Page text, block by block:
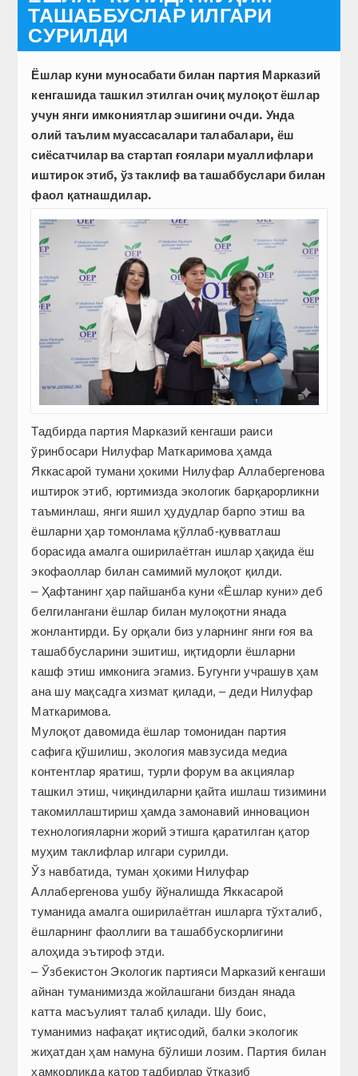
ТАШАББУСЛАР ИЛГАРИ
СУРИЛДИ
Ёшлар куни муносабати билан партия Марказий
кенгашида ташкил этилган очиқ мулоқот ёшлар
учун янги имкониятлар эшигини очди. Унда
олий таълим муассасалари талабалари, ёш
сиёсатчилар ва стартап ғоялари муаллифлари
иштирок этиб, ўз таклиф ва ташаббуслари билан
фаол қатнашдилар.
Тадбирда партия Марказий кенгаши раиси
ўринбосари Нилуфар Маткаримова ҳамда
Яккасарой тумани ҳокими Нилуфар Аллабергенова
иштирок этиб, юртимизда экологик барқарорликни
таъминлаш, янги яшил ҳудудлар барпо этиш ва
ёшларни ҳар томонлама қўллаб-қувватлаш
борасида амалга оширилаётган ишлар ҳақида ёш
экофаоллар билан самимий мулоқот қилди.
– Ҳафтанинг ҳар пайшанба куни «Ёшлар куни» деб
белгилангани ёшлар билан мулоқотни янада
жонлантирди. Бу орқали биз уларнинг янги ғоя ва
ташаббусларини эшитиш, иқтидорли ёшларни
кашф этиш имконига эгамиз. Бугунги учрашув ҳам
ана шу мақсадга хизмат қилади, – деди Нилуфар
Маткаримова.
Мулоқот давомида ёшлар томонидан партия
сафига қўшилиш, экология мавзусида медиа
контентлар яратиш, турли форум ва акциялар
ташкил этиш, чиқиндиларни қайта ишлаш тизимини
такомиллаштириш ҳамда замонавий инновацион
технологияларни жорий этишга қаратилган қатор
муҳим таклифлар илгари сурилди.
Ўз навбатида, туман ҳокими Нилуфар
Аллабергенова ушбу йўналишда Яккасарой
туманида амалга оширилаётган ишларга тўхталиб,
ёшларнинг фаоллиги ва ташаббускорлигини
алоҳида эътироф этди.
– Ўзбекистон Экологик партияси Марказий кенгаши
айнан туманимизда жойлашгани биздан янада
катта масъулият талаб қилади. Шу боис,
туманимиз нафақат иқтисодий, балки экологик
жиҳатдан ҳам намуна бўлиши лозим. Партия билан
ҳамкорликда қатор тадбирлар ўтказиб